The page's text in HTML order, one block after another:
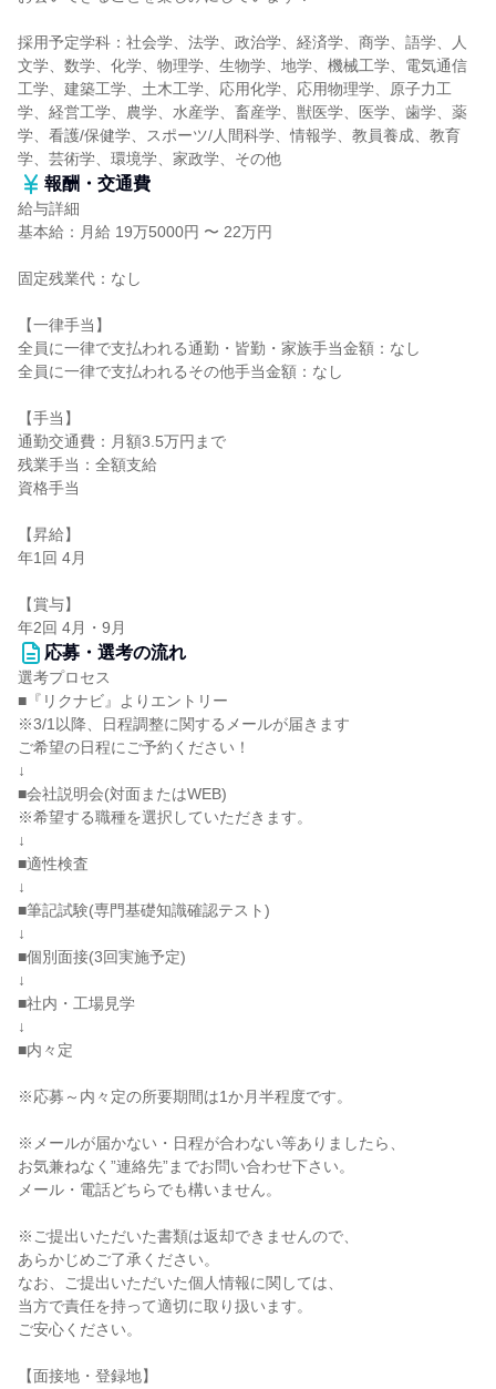
採用予定学科：社会学、法学、政治学、経済学、商学、語学、人
文学、数学、化学、物理学、生物学、地学、機械工学、電気通信
工学、建築工学、土木工学、応用化学、応用物理学、原子力工
学、経営工学、農学、水産学、畜産学、獣医学、医学、歯学、薬
学、看護/保健学、スポーツ/人間科学、情報学、教員養成、教育
学、芸術学、環境学、家政学、その他
報酬・交通費
給与詳細
基本給：月給 19万5000円 〜 22万円
固定残業代：なし
【一律手当】
全員に一律で支払われる通勤・皆勤・家族手当金額：なし
全員に一律で支払われるその他手当金額：なし
【手当】
通勤交通費：月額3.5万円まで
残業手当：全額支給
資格手当
【昇給】
年1回 4月
【賞与】
年2回 4月・9月
応募・選考の流れ
選考プロセス
■『リクナビ』よりエントリー
※3/1以降、日程調整に関するメールが届きます
ご希望の日程にご予約ください！
↓
■会社説明会(対面またはWEB)
※希望する職種を選択していただきます。
↓
■適性検査
↓
■筆記試験(専門基礎知識確認テスト)
↓
■個別面接(3回実施予定)
↓
■社内・工場見学
↓
■内々定
※応募～内々定の所要期間は1か月半程度です。
※メールが届かない・日程が合わない等ありましたら、
お気兼ねなく”連絡先”までお問い合わせ下さい。
メール・電話どちらでも構いません。
※ご提出いただいた書類は返却できませんので、
あらかじめご了承ください。
なお、ご提出いただいた個人情報に関しては、
当方で責任を持って適切に取り扱います。
ご安心ください。
【面接地・登録地】